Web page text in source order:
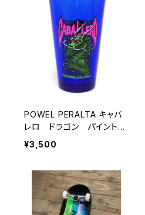
POWEL PERALTA キャバ
レロ ドラゴン パイントグ
ラス ブラックライト
¥3,500